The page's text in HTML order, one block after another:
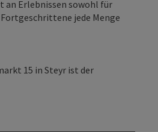
an Erlebnissen sowohl für
jede Menge
15 in Steyr ist der